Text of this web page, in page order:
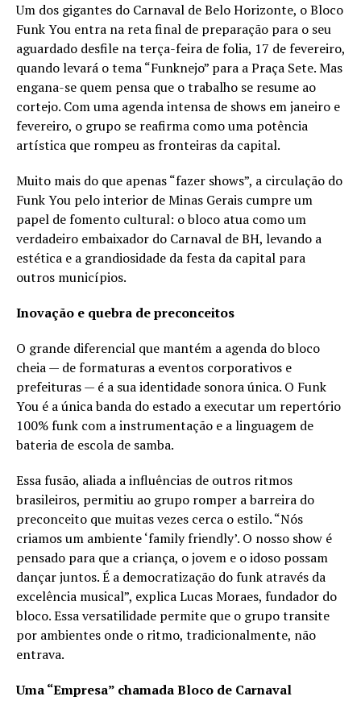
Um dos gigantes do Carnaval de Belo Horizonte, o Bloco
Funk You entra na reta final de preparação para o seu
aguardado desfile na terça-feira de folia, 17 de fevereiro,
quando levará o tema “Funknejo” para a Praça Sete. Mas
engana-se quem pensa que o trabalho se resume ao
cortejo. Com uma agenda intensa de shows em janeiro e
fevereiro, o grupo se reafirma como uma potência
artística que rompeu as fronteiras da capital.
Muito mais do que apenas “fazer shows”, a circulação do
Funk You pelo interior de Minas Gerais cumpre um
papel de fomento cultural: o bloco atua como um
verdadeiro embaixador do Carnaval de BH, levando a
estética e a grandiosidade da festa da capital para
outros municípios.
Inovação e quebra de preconceitos
O grande diferencial que mantém a agenda do bloco
cheia — de formaturas a eventos corporativos e
prefeituras — é a sua identidade sonora única. O Funk
You é a única banda do estado a executar um repertório
100% funk com a instrumentação e a linguagem de
bateria de escola de samba.
Essa fusão, aliada a influências de outros ritmos
brasileiros, permitiu ao grupo romper a barreira do
preconceito que muitas vezes cerca o estilo. “Nós
criamos um ambiente ‘family friendly’. O nosso show é
pensado para que a criança, o jovem e o idoso possam
dançar juntos. É a democratização do funk através da
excelência musical”, explica Lucas Moraes, fundador do
bloco. Essa versatilidade permite que o grupo transite
por ambientes onde o ritmo, tradicionalmente, não
entrava.
Uma “Empresa” chamada Bloco de Carnaval